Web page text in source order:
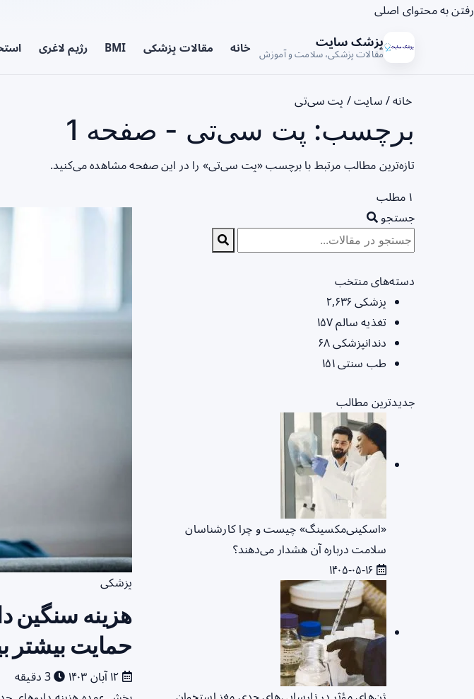
رفتن به محتوای اصلی
پزشک سایت
مقالات پزشکی، سلامت و آموزش خانه مقالات پزشکی BMI رژیم لاغری
خانه/ سایت/ پت سی‌تی
برچسب: پت سی‌تی - صفحه 1
تازه‌ترین مطالب مرتبط با برچسب «پت سی‌تی» را در این صفحه مشاهده می‌کنید.
۱ مطلب
پزشکی
هزینه سنگین
حمایت بیشتر
3 دقیقه
جستجو
دسته‌های منتخب
پزشکی۲,۶۳۶
تغذیه سالم۱۵۷
دندانپزشکی۶۸
طب سنتی۱۵۱
جدیدترین مطالب
«اسکینی‌مکسینگ» چیست و چرا کارشناسان
سلامت درباره آن هشدار می‌دهند؟